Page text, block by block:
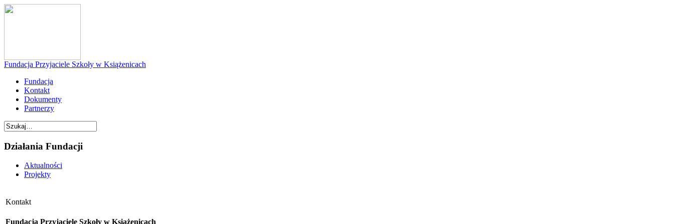
Fundacja Przyjaciele Szkoły w Książenicach
Fundacja
Kontakt
Dokumenty
Partnerzy
Działania Fundacji
Aktualności
Projekty
Kontakt
Fundacja Przyjaciele Szkoły w Książenicach